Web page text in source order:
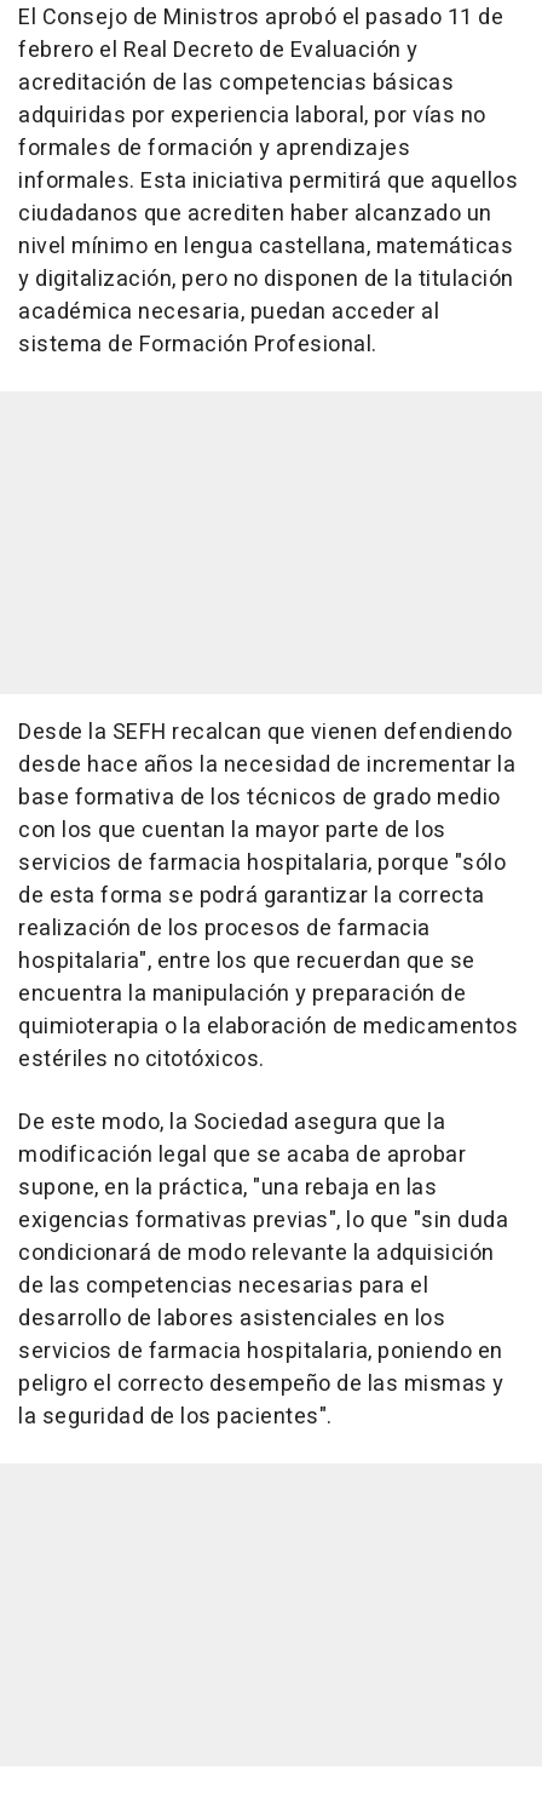
El Consejo de Ministros aprobó el pasado 11 de
febrero el Real Decreto de Evaluación y
acreditación de las competencias básicas
adquiridas por experiencia laboral, por vías no
formales de formación y aprendizajes
informales. Esta iniciativa permitirá que aquellos
ciudadanos que acrediten haber alcanzado un
nivel mínimo en lengua castellana, matemáticas
y digitalización, pero no disponen de la titulación
académica necesaria, puedan acceder al
sistema de Formación Profesional.
Desde la SEFH recalcan que vienen defendiendo
desde hace años la necesidad de incrementar la
base formativa de los técnicos de grado medio
con los que cuentan la mayor parte de los
servicios de farmacia hospitalaria, porque "sólo
de esta forma se podrá garantizar la correcta
realización de los procesos de farmacia
hospitalaria", entre los que recuerdan que se
encuentra la manipulación y preparación de
quimioterapia o la elaboración de medicamentos
estériles no citotóxicos.
De este modo, la Sociedad asegura que la
modificación legal que se acaba de aprobar
supone, en la práctica, "una rebaja en las
exigencias formativas previas", lo que "sin duda
condicionará de modo relevante la adquisición
de las competencias necesarias para el
desarrollo de labores asistenciales en los
servicios de farmacia hospitalaria, poniendo en
peligro el correcto desempeño de las mismas y
la seguridad de los pacientes".